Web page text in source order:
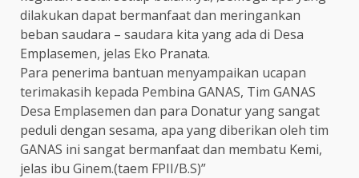
dilakukan dapat bermanfaat dan meringankan
beban saudara – saudara kita yang ada di Desa
Emplasemen, jelas Eko Pranata.
Para penerima bantuan menyampaikan ucapan
terimakasih kepada Pembina GANAS, Tim GANAS
Desa Emplasemen dan para Donatur yang sangat
peduli dengan sesama, apa yang diberikan oleh tim
GANAS ini sangat bermanfaat dan membatu Kemi,
jelas ibu Ginem.(taem FPII/B.S)”